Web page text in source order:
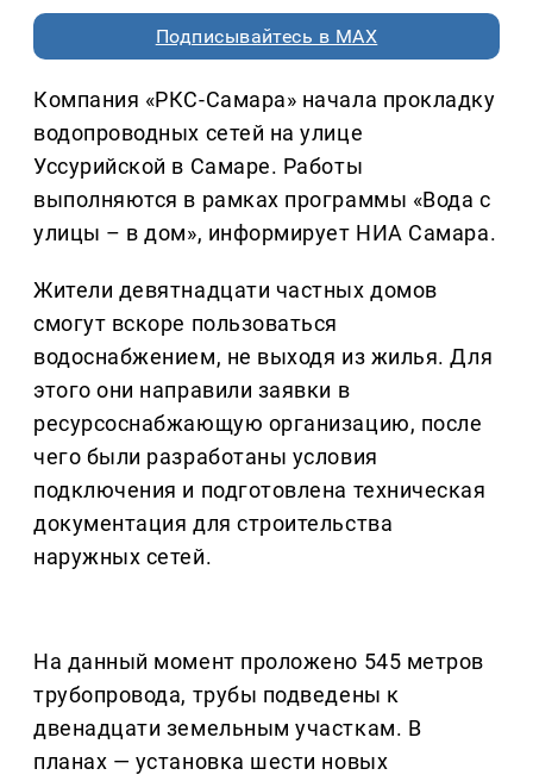
Подписывайтесь в MAX
Компания «РКС-Самара» начала прокладку
водопроводных сетей на улице
Уссурийской в Самаре. Работы
выполняются в рамках программы «Вода с
улицы – в дом», информирует НИА Самара.
Жители девятнадцати частных домов
смогут вскоре пользоваться
водоснабжением, не выходя из жилья. Для
этого они направили заявки в
ресурсоснабжающую организацию, после
чего были разработаны условия
подключения и подготовлена техническая
документация для строительства
наружных сетей.
На данный момент проложено 545 метров
трубопровода, трубы подведены к
двенадцати земельным участкам. В
планах — установка шести новых